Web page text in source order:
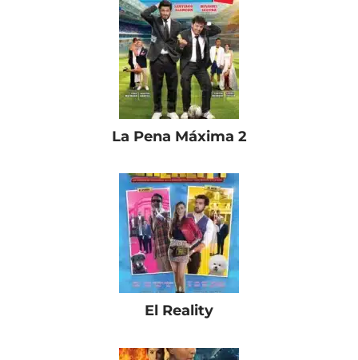
La Pena Máxima 2
El Reality